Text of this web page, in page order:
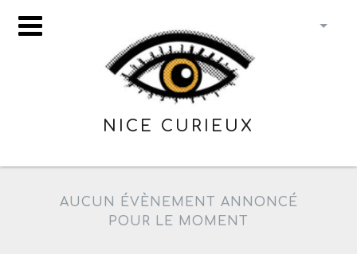
NICE CURIEUX
AUCUN ÉVÈNEMENT ANNONCÉ
POUR LE MOMENT